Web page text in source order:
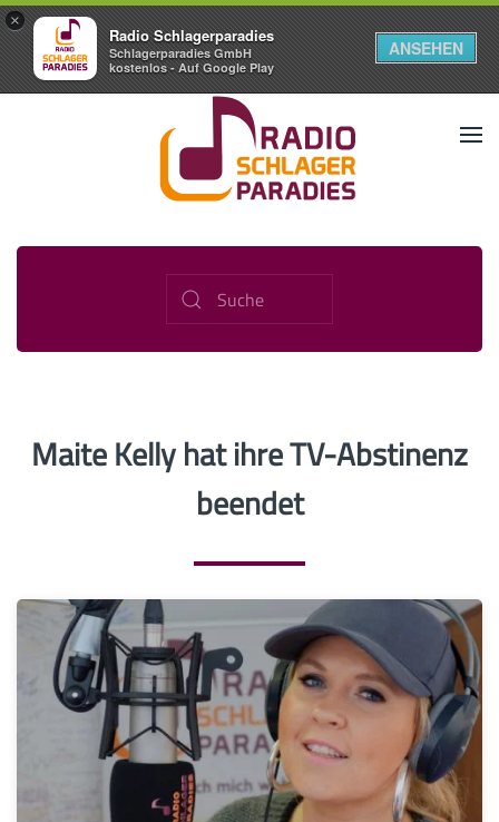
×
Radio Schlagerparadies
Schlagerparadies GmbH
kostenlos - Auf Google Play
ANSEHEN
Maite Kelly hat ihre TV-Abstinenz
beendet